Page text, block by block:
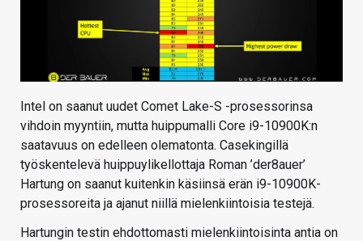
Intel on saanut uudet Comet Lake-S -prosessorinsa
vihdoin myyntiin, mutta huippumalli Core i9-10900K:n
saatavuus on edelleen olematonta. Casekingillä
työskentelevä huippuylikellottaja Roman ’der8auer’
Hartung on saanut kuitenkin käsiinsä erän i9-10900K-
prosessoreita ja ajanut niillä mielenkiintoisia testejä.
Hartungin testin ehdottomasti mielenkiintoisinta antia on